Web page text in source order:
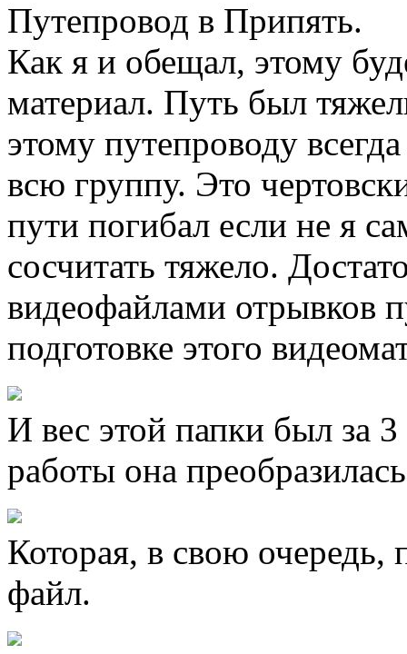
Путепровод в Припять.
Как я и обещал, этому
материал. Путь был
этому путепроводу
всю группу. Это
пути погибал если не я
сосчитать тяжело.
видеофайлами отрывков
подготовке этого
И вес этой папки был за
работы она
Которая, в свою очередь,
файл.